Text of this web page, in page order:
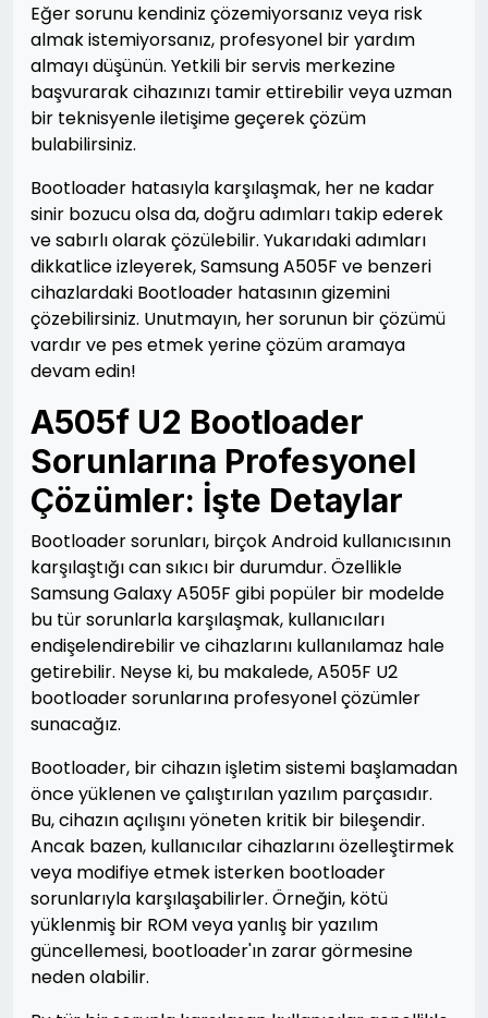
Eğer sorunu kendiniz çözemiyorsanız veya risk
almak istemiyorsanız, profesyonel bir yardım
almayı düşünün. Yetkili bir servis merkezine
başvurarak cihazınızı tamir ettirebilir veya uzman
bir teknisyenle iletişime geçerek çözüm
bulabilirsiniz.
Bootloader hatasıyla karşılaşmak, her ne kadar
sinir bozucu olsa da, doğru adımları takip ederek
ve sabırlı olarak çözülebilir. Yukarıdaki adımları
dikkatlice izleyerek, Samsung A505F ve benzeri
cihazlardaki Bootloader hatasının gizemini
çözebilirsiniz. Unutmayın, her sorunun bir çözümü
vardır ve pes etmek yerine çözüm aramaya
devam edin!
A505f U2 Bootloader
Sorunlarına Profesyonel
Çözümler: İşte Detaylar
Bootloader sorunları, birçok Android kullanıcısının
karşılaştığı can sıkıcı bir durumdur. Özellikle
Samsung Galaxy A505F gibi popüler bir modelde
bu tür sorunlarla karşılaşmak, kullanıcıları
endişelendirebilir ve cihazlarını kullanılamaz hale
getirebilir. Neyse ki, bu makalede, A505F U2
bootloader sorunlarına profesyonel çözümler
sunacağız.
Bootloader, bir cihazın işletim sistemi başlamadan
önce yüklenen ve çalıştırılan yazılım parçasıdır.
Bu, cihazın açılışını yöneten kritik bir bileşendir.
Ancak bazen, kullanıcılar cihazlarını özelleştirmek
veya modifiye etmek isterken bootloader
sorunlarıyla karşılaşabilirler. Örneğin, kötü
yüklenmiş bir ROM veya yanlış bir yazılım
güncellemesi, bootloader'ın zarar görmesine
neden olabilir.